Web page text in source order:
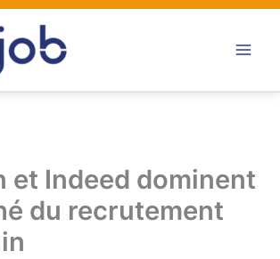
et Indeed dominent
du recrutement